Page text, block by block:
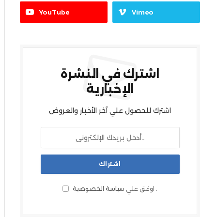
YouTube Vimeo
اشترك في النشرة
الإخبارية
اشترك للحصول علي آخر الأخبار والعروض
اوفق علي سياسة الخصوصية .